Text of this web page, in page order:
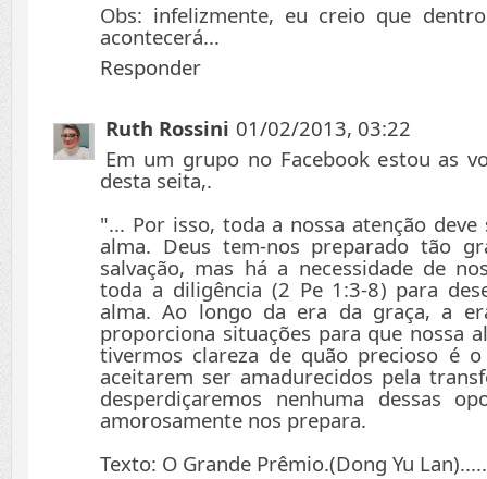
Obs: infelizmente, eu creio que
acontecerá...
Responder
Ruth Rossini 01/02/2013, 03:22
Em um grupo no Facebook estou as
desta seita,.
"... Por isso, toda a nossa atenção deve
alma. Deus tem-nos preparado tão
salvação, mas há a necessidade de
toda a diligência (2 Pe 1:3-8) para
alma. Ao longo da era da graça, a
proporciona situações para que nossa
tivermos clareza de quão precioso é
aceitarem ser amadurecidos pela
desperdiçaremos nenhuma dessas
amorosamente nos prepara.
Texto: O Grande Prêmio.(Dong Yu